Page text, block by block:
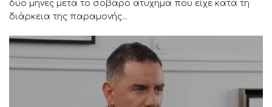
δύο μήνες μετά το σοβαρό ατύχημα που είχε κατά τη
διάρκεια της παραμονής...